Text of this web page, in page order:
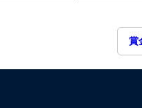
賞